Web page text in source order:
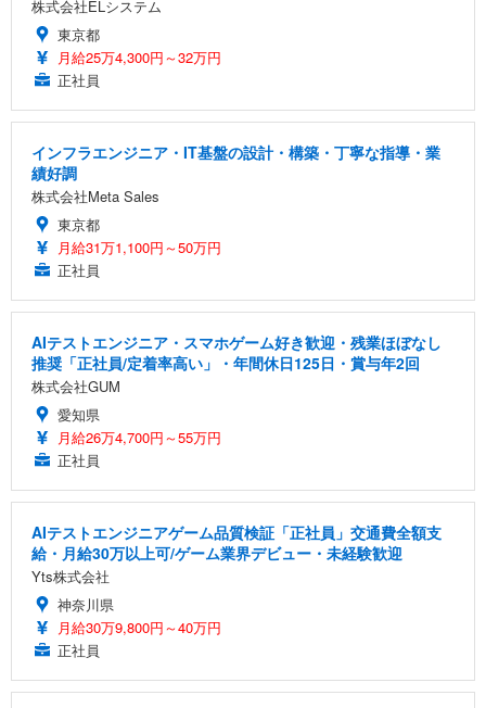
株式会社ELシステム
東京都
月給25万4,300円～32万円
正社員
インフラエンジニア・IT基盤の設計・構築・丁寧な指導・業
績好調
株式会社Meta Sales
東京都
月給31万1,100円～50万円
正社員
AIテストエンジニア・スマホゲーム好き歓迎・残業ほぼなし
推奨「正社員/定着率高い」・年間休日125日・賞与年2回
株式会社GUM
愛知県
月給26万4,700円～55万円
正社員
AIテストエンジニアゲーム品質検証「正社員」交通費全額支
給・月給30万以上可/ゲーム業界デビュー・未経験歓迎
Yts株式会社
神奈川県
月給30万9,800円～40万円
正社員